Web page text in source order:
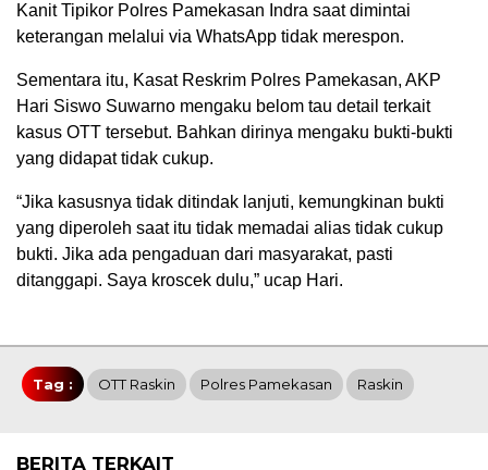
Kanit Tipikor Polres Pamekasan Indra saat dimintai
keterangan melalui via WhatsApp tidak merespon.
Sementara itu, Kasat Reskrim Polres Pamekasan, AKP
Hari Siswo Suwarno mengaku belom tau detail terkait
kasus OTT tersebut. Bahkan dirinya mengaku bukti-bukti
yang didapat tidak cukup.
“Jika kasusnya tidak ditindak lanjuti, kemungkinan bukti
yang diperoleh saat itu tidak memadai alias tidak cukup
bukti. Jika ada pengaduan dari masyarakat, pasti
ditanggapi. Saya kroscek dulu,” ucap Hari.
Tag : OTT Raskin Polres Pamekasan Raskin
BERITA TERKAIT